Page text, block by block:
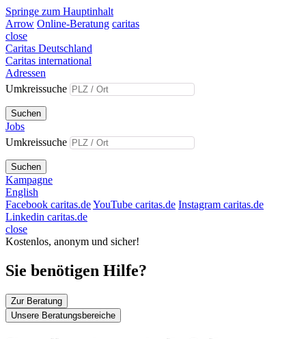
Springe zum Hauptinhalt
Arrow Online-Beratung caritas
close
Caritas Deutschland
Caritas international
Adressen
Umkreissuche
Suchen
Jobs
Umkreissuche
Suchen
Kampagne
English
Facebook caritas.deYouTube caritas.de Instagram caritas.de
Linkedin caritas.de
close
Kostenlos, anonym und sicher!
Sie benötigen Hilfe?
Zur Beratung
Unsere Beratungsbereiche